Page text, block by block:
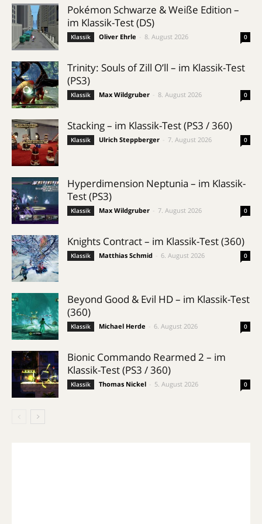
Pokémon Schwarze & Weiße Edition –
im Klassik-Test (DS)
Klassik Oliver Ehrle 8. August 2026 0
Trinity: Souls of Zill O’ll – im Klassik-Test
(PS3)
Klassik Max Wildgruber 8. August 2026 0
Stacking – im Klassik-Test (PS3 / 360)
Klassik Ulrich Steppberger 7. August 2026 0
Hyperdimension Neptunia – im Klassik-
Test (PS3)
Klassik Max Wildgruber 7. August 2026 0
Knights Contract – im Klassik-Test (360)
Klassik Matthias Schmid 6. August 2026 0
Beyond Good & Evil HD – im Klassik-Test
(360)
Klassik Michael Herde 6. August 2026 0
Bionic Commando Rearmed 2 – im
Klassik-Test (PS3 / 360)
Klassik Thomas Nickel 5. August 2026 0